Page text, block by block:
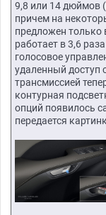
9,8 или 14 дюймов
причем на
предложен только
работает в 3,6
голосовое
удаленный доступ
трансмиссией
контурная
опций появилось
передается